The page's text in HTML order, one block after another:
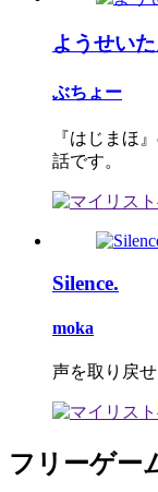
ようせい
ぶちょー
『はじまほ
話です。
Silence.
moka
声を取り戻
フリーゲー